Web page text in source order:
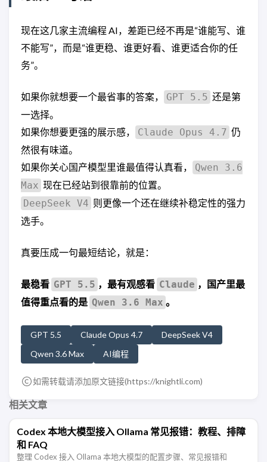
现在这几家主流编程 AI，差距已经不再是“谁能写、谁
不能写”，而是“谁更稳、谁更好看、谁更适合你的任
务”。
如果你就想要一个最省事的答案， GPT 5.5 还是第
一选择。
如果你想要更强的展示感，
Claude Opus 4.7 仍
然很有味道。
如果你关心国产模型里谁最值得认真看，
Qwen 3.6
Max 现在已经站到很靠前的位置。
DeepSeek V4 则更像一个还在继续补稳定性的强力
选手。
真要压成一句最短结论，就是：
最稳看 GPT 5.5 ，最有观感看 Claude ，国产里最
值得重点看的是 Qwen 3.6 Max 。
GPT 5.5 Claude Opus 4.7
DeepSeek V4
Qwen 3.6 Max
AI编程
如需转载请添加原文链接(https://knightli.com)
相关文章
Codex 本地大模型接入 Ollama 常见报错：教程、排障
和 FAQ
整理 Codex 接入 Ollama 本地大模型的配置步骤、常见报错和